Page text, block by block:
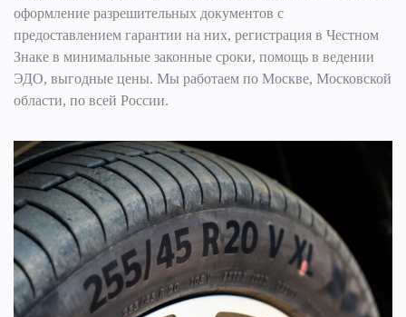
оформление разрешительных документов с
предоставлением гарантии на них, регистрация в Честном
Знаке в минимальные законные сроки, помощь в ведении
ЭДО, выгодные цены. Мы работаем по Москве, Московской
области, по всей России.